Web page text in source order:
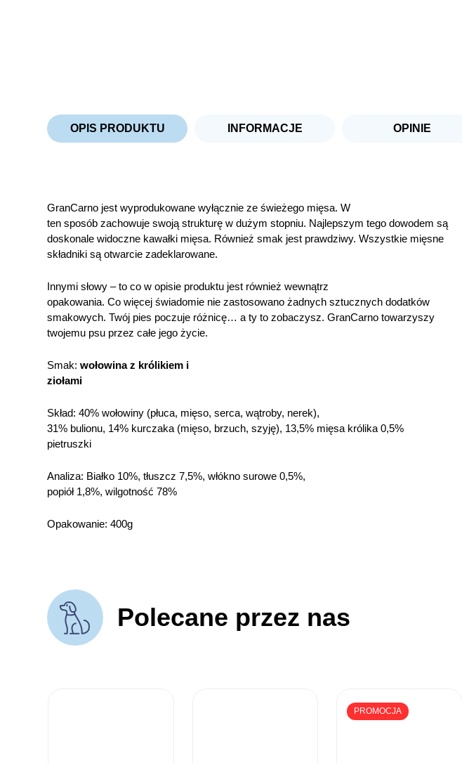
OPIS PRODUKTU INFORMACJE OPINIE
GranCarno jest wyprodukowane wyłącznie ze świeżego mięsa. W
ten sposób zachowuje swoją strukturę w dużym stopniu. Najlepszym tego dowodem są
doskonale widoczne kawałki mięsa. Również smak jest prawdziwy. Wszystkie mięsne
składniki są otwarcie zadeklarowane.
Innymi słowy – to co w opisie produktu jest również wewnątrz
opakowania. Co więcej świadomie nie zastosowano żadnych sztucznych dodatków
smakowych. Twój pies poczuje różnicę… a ty to zobaczysz. GranCarno towarzyszy
twojemu psu przez całe jego życie.
Smak:wołowina z królikiem i
ziołami
Skład: 40% wołowiny (płuca, mięso, serca, wątroby, nerek),
31% bulionu, 14% kurczaka (mięso, brzuch, szyję), 13,5% mięsa królika 0,5%
pietruszki
Analiza: Białko 10%, tłuszcz 7,5%, włókno surowe 0,5%,
popiół 1,8%, wilgotność 78%
Opakowanie: 400g
Polecane przez nas
PROMOCJA